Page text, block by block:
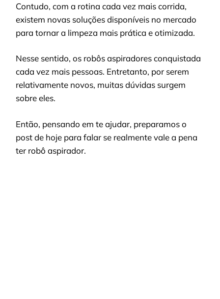
Contudo, com a rotina cada vez mais corrida,
existem novas soluções disponíveis no mercado
para tornar a limpeza mais prática e otimizada.
Nesse sentido, os robôs aspiradores conquistada
cada vez mais pessoas. Entretanto, por serem
relativamente novos, muitas dúvidas surgem
sobre eles.
Então, pensando em te ajudar, preparamos o
post de hoje para falar se realmente vale a pena
ter robô aspirador.